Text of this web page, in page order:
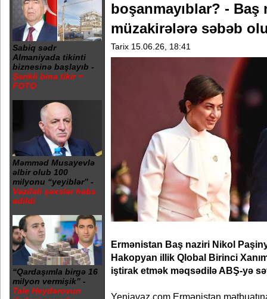
Sabiq sədr
Almaniyada tikinti
biznesinə başlayıb -
Şərikli bina tikir +
FOTO
Məmməd Musayevlə
əlbir olub 100
milyonu “yeyiblər” -
Vəzifəli şəxslər həbs
edildi
“Qardaşımla birgə 16
milyon vermişik” -
Tale Heydərovun
boşanmayıblar? - Baş
müzakirələrə səbəb
Tarix 15.06.26, 18:41
Ermənistan Baş naziri Nikol
Hakopyan illik Qlobal Birinci
iştirak etmək məqsədilə ABŞ-yə
Yeniavaz.com Ermənistan